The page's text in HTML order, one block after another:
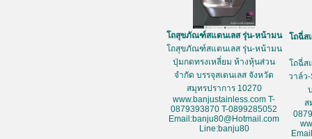
โถสุขภัณฑ์สแตนเลส รุ่น-หน้ามน
โถสุขภัณฑ์สแตนเลส รุ่น-หน้ามน
ปุ่มกดทรงเหลี่ยม ห้างหุ้นส่วน
จำกัด บรรจุสเตนเลส จังหวัด
สมุทรปราการ 10270
www.banjustainless.com T-
0879393870 T-0899285052
Email:banju80@Hotmail.com
Line:banju80
โถฉี่ส
โถฉี่ส
วาล์ว
ส